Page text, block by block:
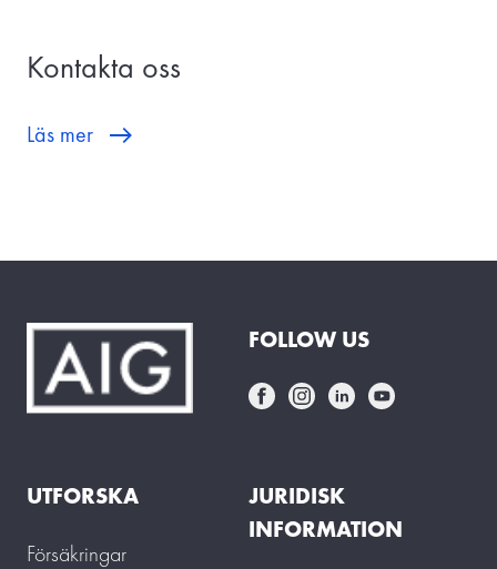
Kontakta oss
Läs mer
FOLLOW US
UTFORSKA
Försäkringar
JURIDISK
INFORMATION